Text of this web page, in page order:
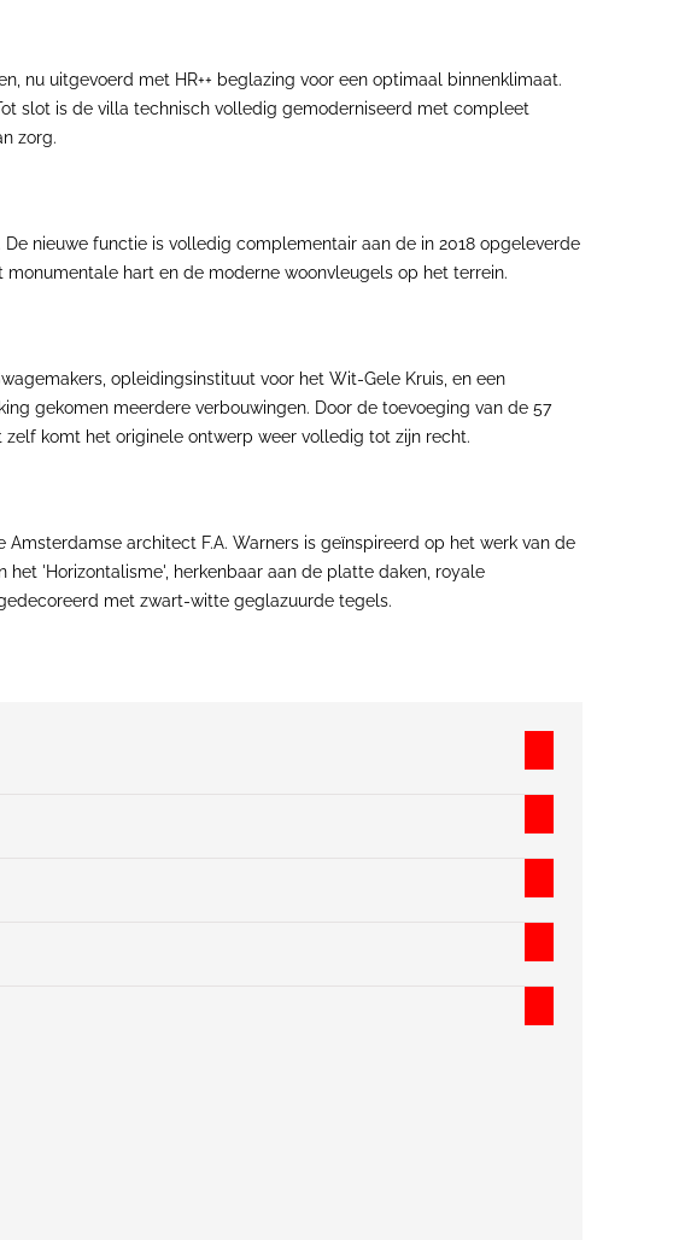
nu uitgevoerd met HR++ beglazing voor een optimaal binnenklimaat.
slot is de villa technisch volledig gemoderniseerd met compleet
zorg.
nieuwe functie is volledig complementair aan de in 2018 opgeleverde
hart en de moderne woonvleugels op het terrein.
opleidingsinstituut voor het Wit-Gele Kruis, en een
gekomen meerdere verbouwingen. Door de toevoeging van de 57
komt het originele ontwerp weer volledig tot zijn recht.
architect F.A. Warners is geïnspireerd op het werk van de
'Horizontalisme', herkenbaar aan de platte daken, royale
met zwart-witte geglazuurde tegels.